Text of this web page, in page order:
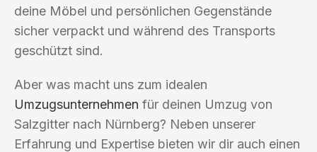
deine Möbel und persönlichen Gegenstände
sicher verpackt und während des Transports
geschützt sind.
Aber was macht uns zum idealen
Umzugsunternehmen für deinen Umzug von
Salzgitter nach Nürnberg? Neben unserer
Erfahrung und Expertise bieten wir dir auch einen